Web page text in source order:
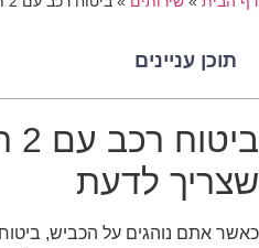
תוכן עניינים
שצריך לדעת
כאשר אתם נוהגים על הכביש,